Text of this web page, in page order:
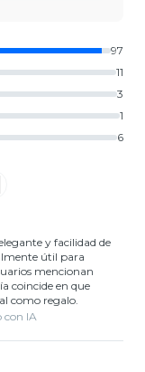
97
11
3
1
6
y facilidad de
útil para
mencionan
coincide en que
como regalo.
con IA